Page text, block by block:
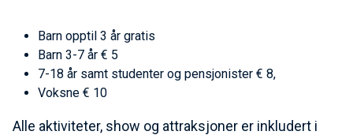
Barn opptil 3 år gratis
Barn 3-7 år € 5
7-18 år samt studenter og pensjonister € 8,
Voksne € 10
Alle aktiviteter, show og attraksjoner er inkludert i